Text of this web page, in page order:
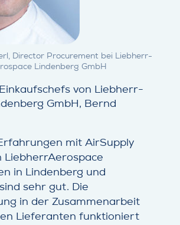
Director Procurement bei Liebherr-
Lindenberg GmbH
von Liebherr-
GmbH, Bernd
mit AirSupply
LiebherrAerospace
in Lindenberg und
sehr gut. Die
in der Zusammenarbeit
Lieferanten funktioniert